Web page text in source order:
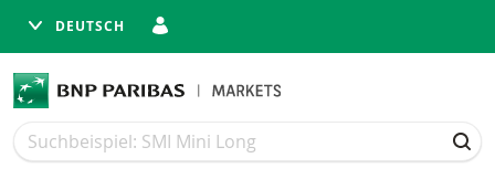
DEUTSCH
Suche
Suche